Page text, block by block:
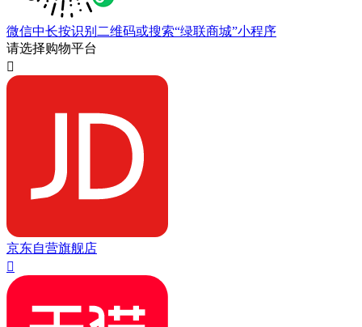
微信中长按识别二维码或搜索“绿联商城”小程序
请选择购物平台

京东自营旗舰店
